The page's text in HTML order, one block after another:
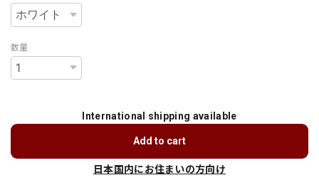
数量
International shipping available
Add to cart
日本国内にお住まいの方向け